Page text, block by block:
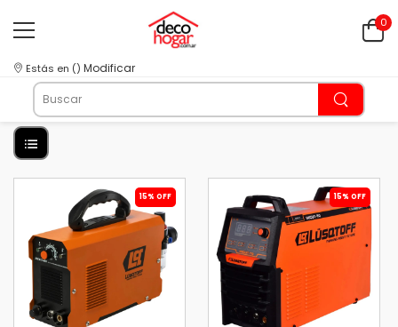
0
Estás en () Modificar
15% OFF 15% OFF